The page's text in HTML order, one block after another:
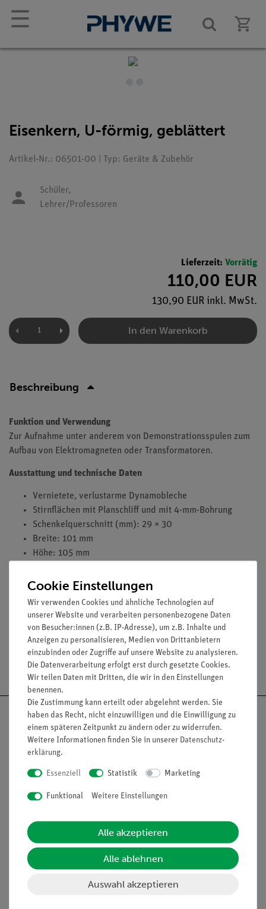
☰
Eisenkern, U-förmig, geblättert
Artikel-Nr.: 06501-00 | Typ: Geräte & Zubehör
Schüler,
Lehrer/Professoren
Lieferzeit: Vorrätig
110,00 EUR
130,90 EUR inkl. MwSt.
In den Warenkorb
Beschreibung
Funktion und Verwendung
Zur Aufnahme unter anderem von Demonstrationsspulen zum
Aufbau von Elektromagneten oder Transformatoren.
Ausstattung und technische Daten
Vernietete, verlustarme Dynamobleche
Stirnflächen mit Planschliff und mit 4-mm-Bohrung
Schenkelquerschnitt (mm): 29 × 30
Breite: 101 mm
Höhe: 105 mm
Zubehör
Versandkostenfrei ab 300,- €
Unternehmen
Projekte und Lösungen
Übersicht Service
Beratung & Showroom
Inventarisierungs- &
Cookie Einstellungen
Wir verwenden Cookies und ähnliche Technologien auf
unserer Website und verarbeiten personenbezogene Daten
von Besucher:innen (z.B. IP-Adresse), um z.B. Inhalte und
Anzeigen zu personalisieren, Medien von Drittanbietern
einzubinden oder Zugriffe auf unsere Website zu analysieren.
Die Datenverarbeitung erfolgt erst durch gesetzte Cookies.
Wir teilen Daten mit Dritten, die wir in den Einstellungen
benennen.
Die Zustimmung kann erteilt oder abgelehnt werden. Sie
haben das Recht, nicht einzuwilligen und die Einwilligung zu
einem späteren Zeitpunkt zu ändern oder zu widerrufen.
Weitere Informationen finden Sie in unserer Daten­schutz­
erklärung.
Essenziell Statistik Marketing
Funktional Weitere Einstellungen
Alle akzeptieren
Alle ablehnen
Auswahl akzeptieren